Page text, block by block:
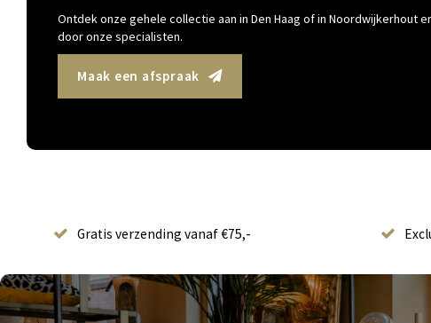
Ontdek onze gehele collectie aan in Den Haag of in Noordwijkerhout
door onze specialisten.
Maak een afspraak
Gratis verzending vanaf €75,-